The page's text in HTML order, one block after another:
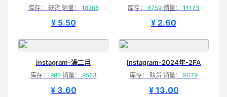
库存： 缺货 销量： 18268
¥ 5.50
库存： 8759 销量： 11173
¥ 2.60
Instagram-满二月
库存： 986销量： 9523
¥ 3.60
Instagram-2024年-2FA
库存： 缺货 销量： 9079
¥ 13.00